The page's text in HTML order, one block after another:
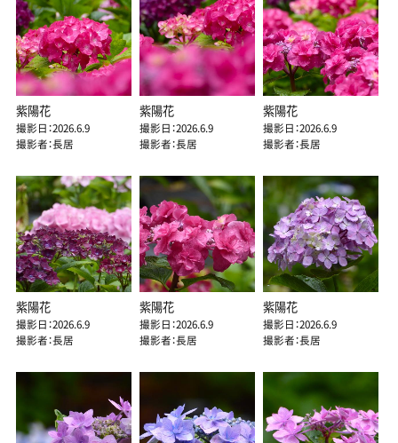
紫陽花
撮影日：2026.6.9
撮影者：長居
紫陽花
撮影日：2026.6.9
撮影者：長居
紫陽花
撮影日：2026.6.9
撮影者：長居
紫陽花
撮影日：2026.6.9
撮影者：長居
紫陽花
撮影日：2026.6.9
撮影者：長居
紫陽花
撮影日：2026.6.9
撮影者：長居